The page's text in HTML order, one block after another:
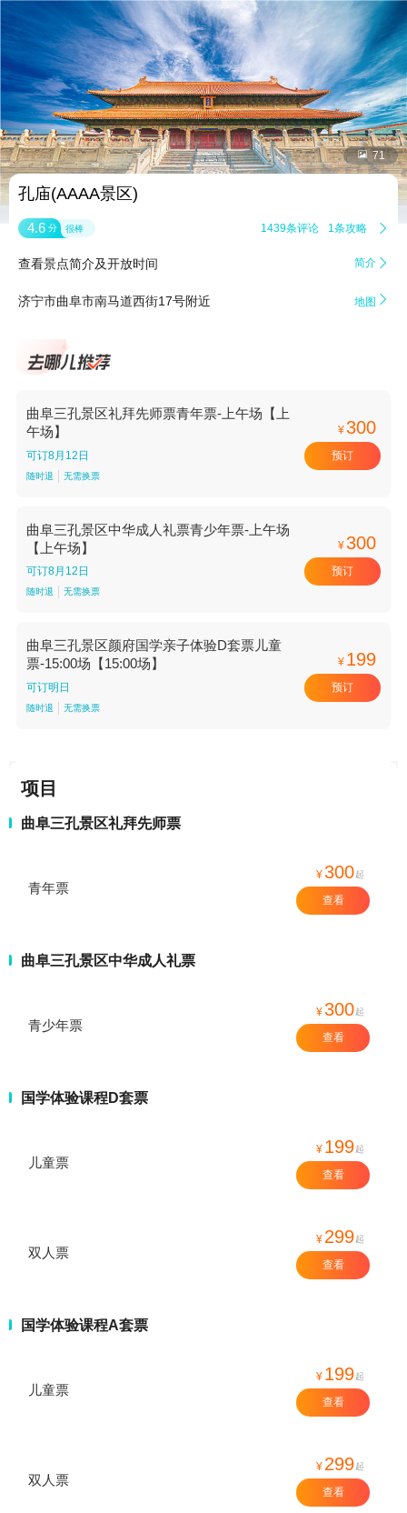
 71
孔庙(AAAA景区)
4.6 分 很棒 1439条评论 1条攻略 
查看景点简介及开放时间 简介 
济宁市曲阜市南马道西街17号附近 地图 
曲阜三孔景区礼拜先师票青年票-上午场【上
午场】
可订8月12日
随时退 无需换票
¥300
预订
曲阜三孔景区中华成人礼票青少年票-上午场
【上午场】
可订8月12日
随时退 无需换票
¥300
预订
曲阜三孔景区颜府国学亲子体验D套票儿童
票-15:00场【15:00场】
可订明日
随时退 无需换票
¥ 199
预订
项目
曲阜三孔景区礼拜先师票
青年票
¥300起
查看
曲阜三孔景区中华成人礼票
青少年票
¥300起
查看
国学体验课程D套票
儿童票
¥ 199起
查看
双人票
¥ 299起
查看
国学体验课程A套票
儿童票
¥ 199起
查看
双人票
¥ 299起
查看